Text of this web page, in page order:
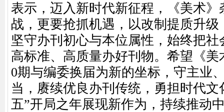
表示，迈入新时代新征程，《美术》
战，更要抢抓机遇，以改制提质升
坚守办刊初心与本位属性，始终把
高标准、高质量办好刊物。希望《美
0期与编委换届为新的坐标，守主业
当，赓续优良办刊传统，勇担时代文
五”开局之年展现新作为，持续推动